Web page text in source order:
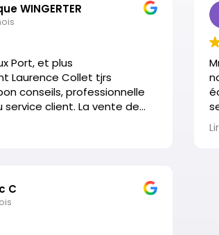
WINGERTER
Port, et plus
Laurence Collet tjrs
conseils, professionnelle
service client. La vente de
l'achat de la nouvelle
C